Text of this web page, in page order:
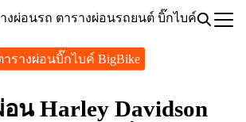
ารางผ่อนบิ๊กไบค์ BigBike
น Harley Davidson